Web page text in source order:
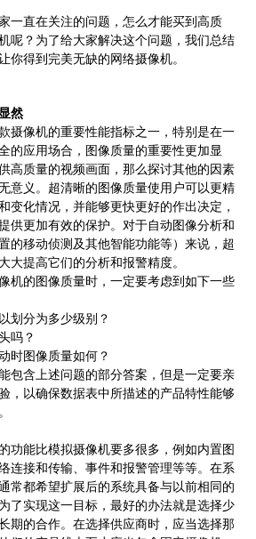
一直在关注的问题，怎么才能买到高质
呢？为了给大家解决这个问题，我们总结
你得到完美无缺的网络摄像机。
然
像机的重要性能指标之一，特别是在一
的应用场合，图像质量的重要性更加显
高质量的视频画面，那么探讨其他的因素
意义。超清晰的图像质量使用户可以更精
变化情况，并能够更快更好的作出决定，
供更加有效的保护。对于自动图像分析和
的移动侦测及其他智能功能等）来说，超
大提高它们的分析和报警精度。
的图像质量时，一定要考虑到如下一些
分为多少级别？
吗？
图像质量如何？
含上述问题的部分答案，但是一定要亲
，以确保数据表中所描述的产品特性能够
能比模拟摄像机要多很多，例如内置图
连接和传输、事件和报警管理等等。在系
常都希望扩展后的系统具备与以前相同的
了实现这一目标，最好的办法就是选择少
期的合作。在选择供应商时，应当选择那